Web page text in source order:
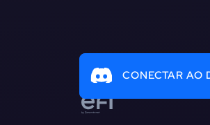
CONECTAR AO